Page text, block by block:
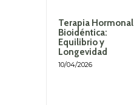
Terapia Hormonal
Bioidéntica:
Equilibrio y
Longevidad
10/04/2026